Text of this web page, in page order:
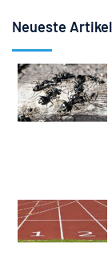
Neueste Artikel